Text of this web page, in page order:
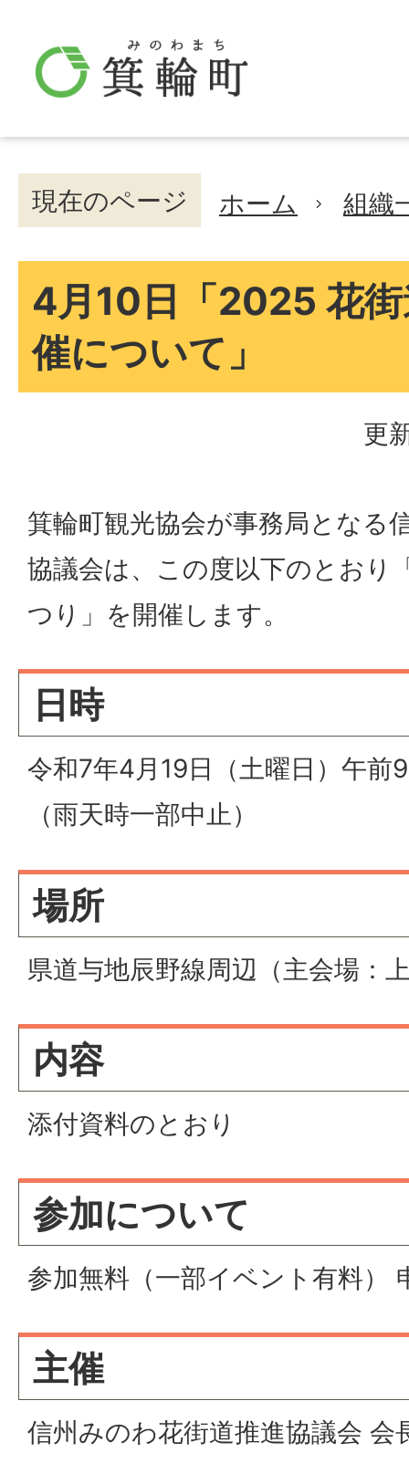
現在のページ ホーム 組織
4月10日「2025 花
催について」
更
箕輪町観光協会が事務局となる
協議会は、この度以下のとおり
つり」を開催します。
日時
令和7年4月19日（土曜日）午
（雨天時一部中止）
場所
県道与地辰野線周辺（主会場：
内容
添付資料のとおり
参加について
参加無料（一部イベント有料）
主催
信州みのわ花街道推進協議会 会